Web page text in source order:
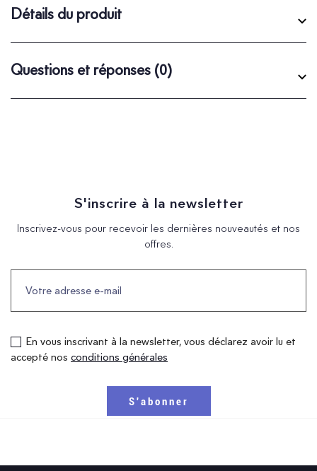
Détails du produit
Questions et réponses (0)
S'inscrire à la newsletter
Inscrivez-vous pour recevoir les dernières nouveautés et nos
offres.
En vous inscrivant à la newsletter, vous déclarez avoir lu et
accepté nos conditions générales